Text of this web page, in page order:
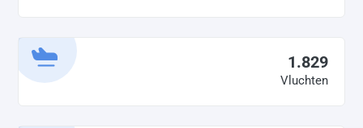
1.829
Vluchten